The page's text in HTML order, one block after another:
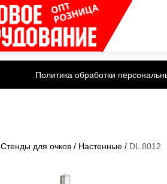
Политика обработки
Стенды для очков / Настенные / DL 8012